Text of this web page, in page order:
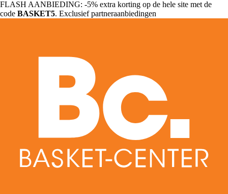
FLASH AANBIEDING: -5% extra korting op de hele site met de
code BASKET5. Exclusief partneraanbiedingen